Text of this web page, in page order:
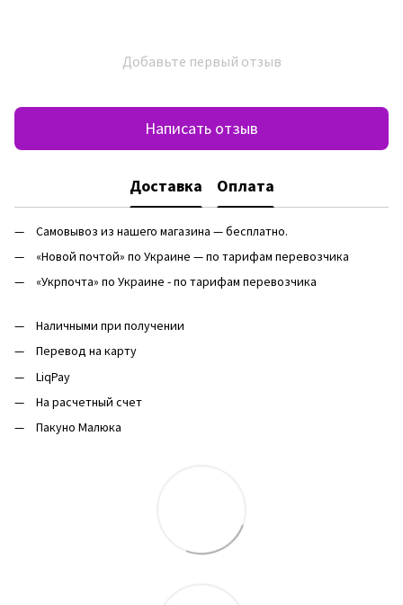
Добавьте первый отзыв
Написать отзыв
Доставка Оплата
Самовывоз из нашего магазина — бесплатно.
«Новой почтой» по Украине — по тарифам перевозчика
«Укрпочта» по Украине - по тарифам перевозчика
Наличными при получении
Перевод на карту
LiqPay
На расчетный счет
Пакуно Малюка